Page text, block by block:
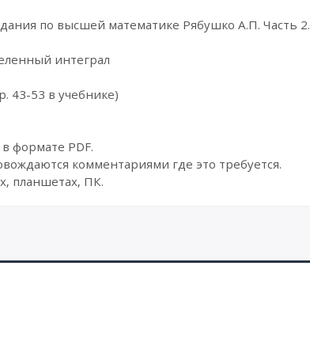
по высшей математике Рябушко А.П. Часть 2.
интеграл
43-53 в учебнике)
формате PDF.
комментариями где это требуется.
планшетах, ПК.